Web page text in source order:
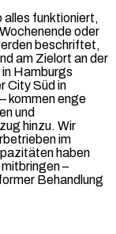
alles funktioniert,
oder
beschriftet,
am Zielort an der
Hamburgs
City Süd in
kommen enge
und
hinzu. Wir
im
haben
–
Behandlung